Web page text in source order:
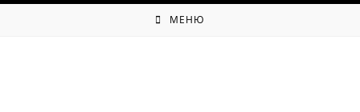
МЕНЮ